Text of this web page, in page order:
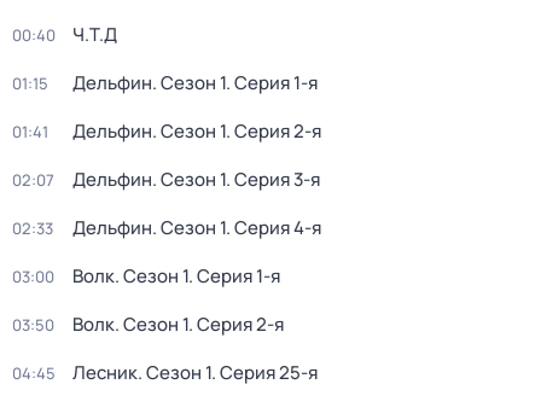
00:40 Ч.T.Д
01:15 Дельфин. Сезон 1. Серия 1-я
01:41 Дельфин. Сезон 1. Серия 2-я
02:07 Дельфин. Сезон 1. Серия 3-я
02:33 Дельфин. Сезон 1. Серия 4-я
03:00 Волк. Сезон 1. Серия 1-я
03:50 Волк. Сезон 1. Серия 2-я
04:45 Лесник. Сезон 1. Серия 25-я